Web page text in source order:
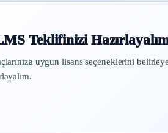
Teklifinizi
uygun lisans seçeneklerini